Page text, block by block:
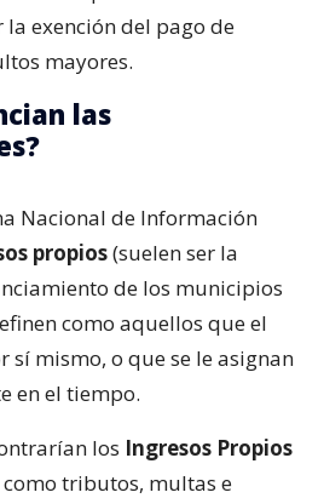
exención del pago de
mayores.
las
Nacional de Información
propios(suelen ser la
de los municipios
como aquellos que el
sí mismo, o que se le asignan
en el tiempo.
los Ingresos Propios
como tributos, multas e